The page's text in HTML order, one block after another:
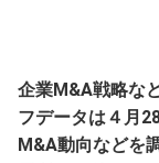
企業M&A戦略な
フデータは４月
M&A動向などを